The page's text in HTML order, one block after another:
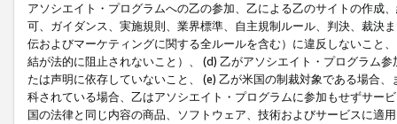
アソシエイト・プログラムへの乙の参加、乙による乙のサイトの作成
可、ガイダンス、実施規則、業界標準、自主規制ルール、判決、裁決
伝およびマーケティングに関する全ルールを含む）に違反しないこと
結が法的に阻止されないこと）、 (d) 乙がアソシエイト・プログラム
たは声明に依存していないこと、 (e) 乙が米国の制裁対象である場合
科されている場合、乙はアソシエイト・プログラムに参加もせずサー
国の法律と同じ内容の商品、ソフトウェア、技術およびサービスに適